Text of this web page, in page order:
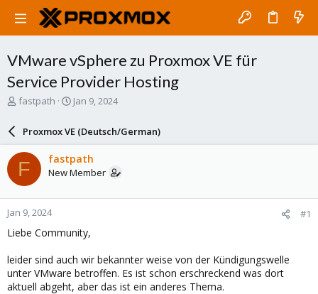
VMware vSphere zu Proxmox VE für
Service Provider Hosting
T
a
d
s
t
a
r
t
e
r
fastpath
S
a
r
d
a
e
Jan 9, 2024
Proxmox VE (Deutsch/German)
F fastpath
New Member
Jan 9, 2024 #1
Liebe Community,
leider sind auch wir bekannter weise von der Kündigungswelle
unter VMware betroffen. Es ist schon erschreckend was dort
aktuell abgeht, aber das ist ein anderes Thema.